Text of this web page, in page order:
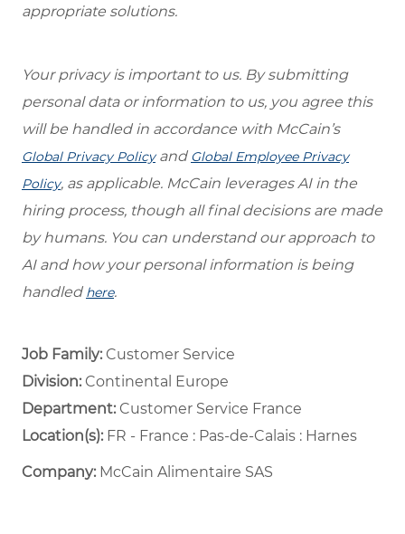
appropriate solutions.
Your privacy is important to us. By submitting
personal data or information to us, you agree this
will be handled in accordance with McCain’s
Global Privacy Policyand Global Employee Privacy
Policy, as applicable. McCain leverages AI in the
hiring process, though all final decisions are made
by humans. You can understand our approach to
AI and how your personal information is being
handled here.
Job Family: Customer Service
Division: Continental Europe
Department: ​ Customer Service France ​
Location(s):FR - France : Pas-de-Calais : Harnes
Company: McCain Alimentaire SAS